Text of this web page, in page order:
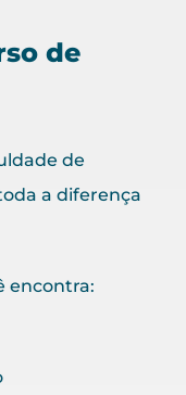
de
de
a diferença
encontra: